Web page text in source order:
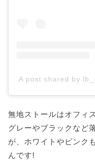
A post shared by
無地ストールはオフィ
グレーやブラックなど
が、ホワイトやピンク
んです!